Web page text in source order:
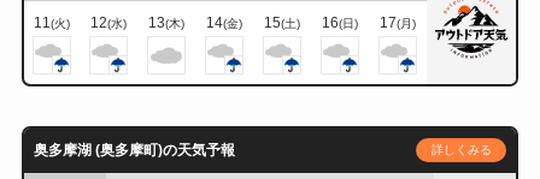
11(火) 12(水) 13(木) 14(金) 15(土) 16(日) 17(月)
奥多摩湖 (奥多摩町)の天気予報 詳しくみる